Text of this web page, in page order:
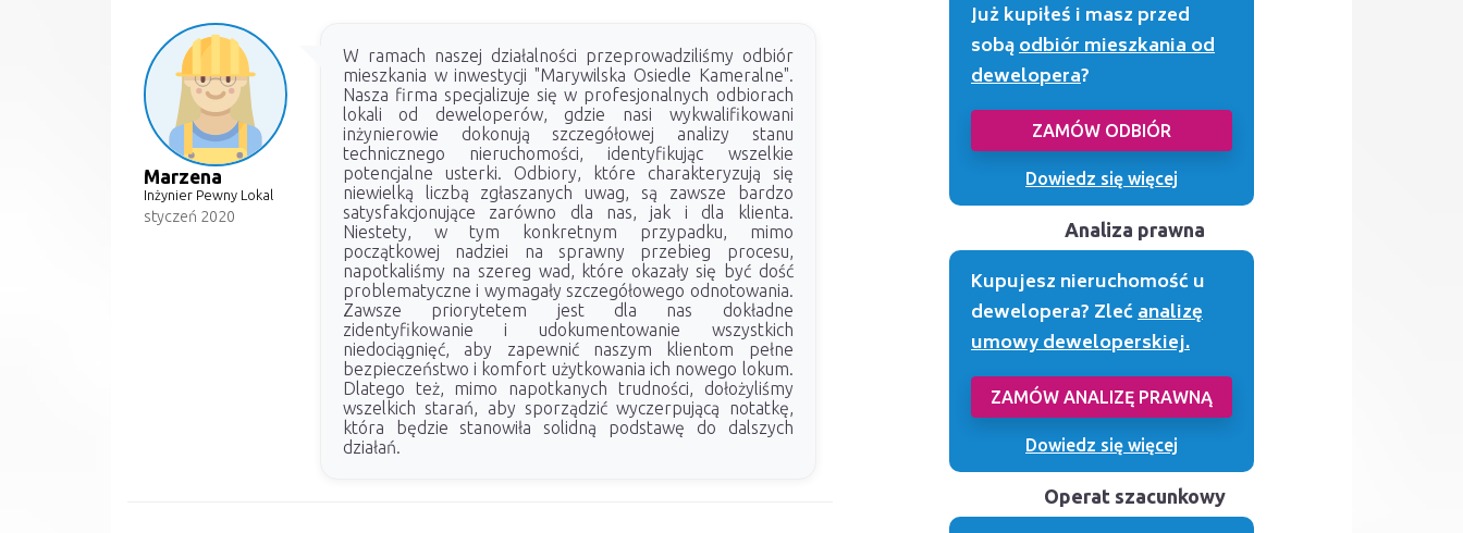
Marzena
Inżynier Pewny Lokal
styczeń 2020
W ramach naszej działalności przeprowadziliśmy odbiór
mieszkania w inwestycji "Marywilska Osiedle Kameralne".
Nasza firma specjalizuje się w profesjonalnych odbiorach
lokali od deweloperów, gdzie nasi wykwalifikowani
inżynierowie dokonują szczegółowej analizy stanu
technicznego nieruchomości, identyfikując wszelkie
potencjalne usterki. Odbiory, które charakteryzują się
niewielką liczbą zgłaszanych uwag, są zawsze bardzo
satysfakcjonujące zarówno dla nas, jak i dla klienta.
Niestety, w tym konkretnym przypadku, mimo
początkowej nadziei na sprawny przebieg procesu,
napotkaliśmy na szereg wad, które okazały się być dość
problematyczne i wymagały szczegółowego odnotowania.
Zawsze priorytetem jest dla nas dokładne
zidentyfikowanie i udokumentowanie wszystkich
niedociągnięć, aby zapewnić naszym klientom pełne
bezpieczeństwo i komfort użytkowania ich nowego lokum.
Dlatego też, mimo napotkanych trudności, dołożyliśmy
wszelkich starań, aby sporządzić wyczerpującą notatkę,
która będzie stanowiła solidną podstawę do dalszych
działań.
Już kupiłeś i masz przed
sobąodbiór mieszkania od
dewelopera?
ZAMÓW ODBIÓR
Dowiedz się więcej
Analiza prawna
Kupujesz nieruchomość u
dewelopera? Zlećanalizę
umowy deweloperskiej.
ZAMÓW ANALIZĘ PRAWNĄ
Dowiedz się więcej
Operat szacunkowy